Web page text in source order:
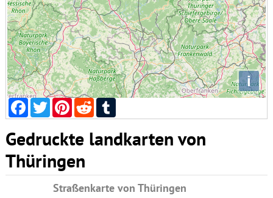
i
Facebook
TwitterPinterest
RedditTumblr
Gedruckte landkarten von
Thüringen
Straßenkarte von Thüringen